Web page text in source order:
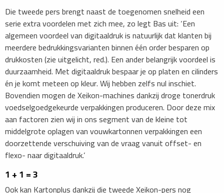
Die tweede pers brengt naast de toegenomen snelheid een
serie extra voordelen met zich mee, zo legt Bas uit: ‘Een
algemeen voordeel van digitaaldruk is natuurlijk dat klanten bij
meerdere bedrukkingsvarianten binnen één order besparen op
drukkosten (zie uitgelicht, red.). Een ander belangrijk voordeel is
duurzaamheid. Met digitaaldruk bespaar je op platen en cilinders
én je komt meteen op kleur. Wij hebben zelfs nul inschiet.
Bovendien mogen de Xeikon-machines dankzij droge tonerdruk
voedselgoedgekeurde verpakkingen produceren. Door deze mix
aan factoren zien wij in ons segment van de kleine tot
middelgrote oplagen van vouwkartonnen verpakkingen een
doorzettende verschuiving van de vraag vanuit offset- en
flexo- naar digitaaldruk.’
1 + 1 = 3
Ook kan Kartonplus dankzij die tweede Xeikon-pers nog